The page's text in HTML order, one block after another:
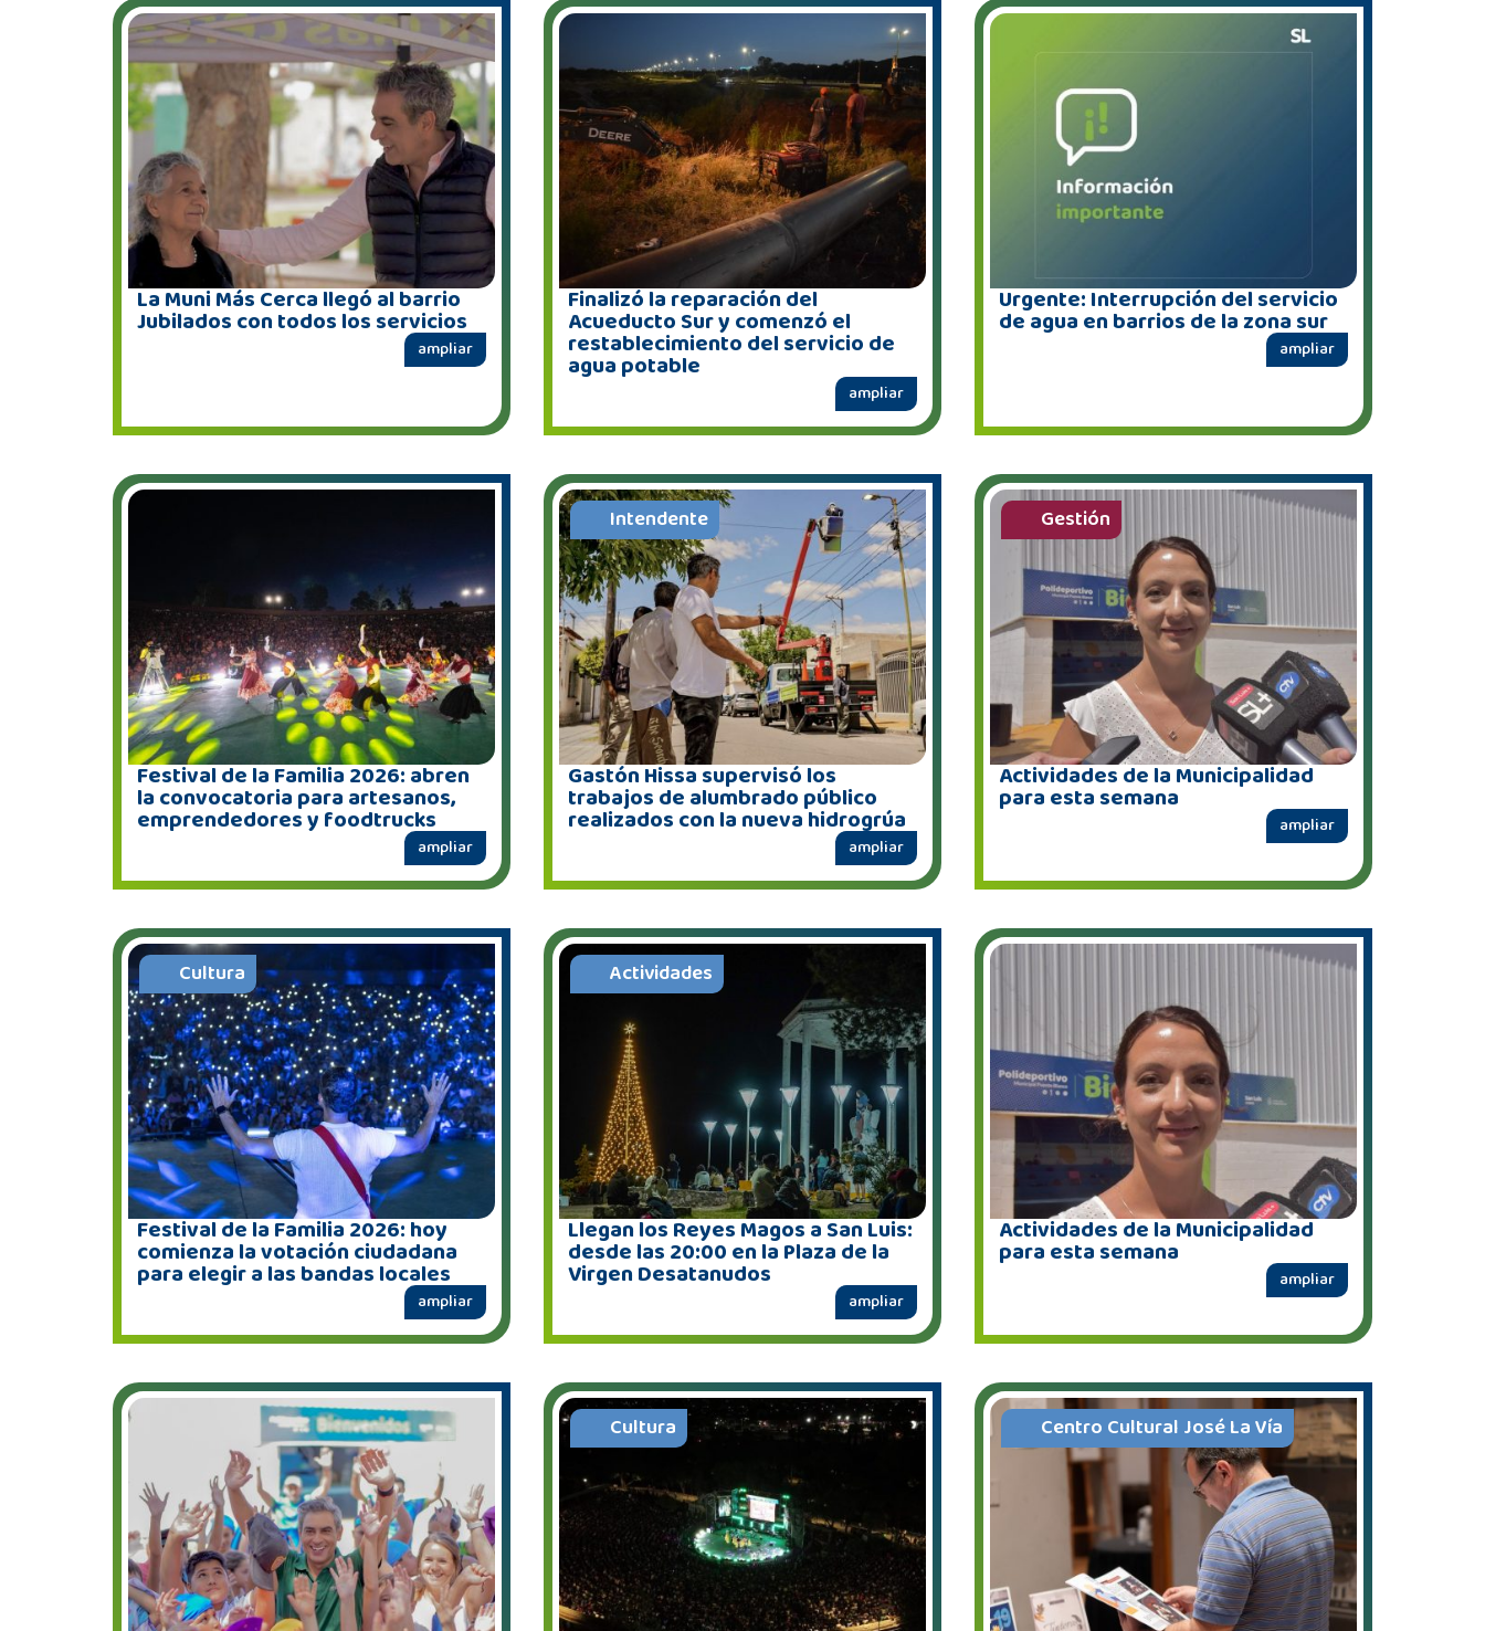
La Muni Más Cerca llegó al barrio
Jubilados con todos los servicios
ampliar
Finalizó la reparación del
Acueducto Sur y comenzó el
restablecimiento del servicio de
agua potable
ampliar
Urgente: Interrupción del servicio
de agua en barrios de la zona sur
ampliar
Festival de la Familia 2026: abren
la convocatoria para artesanos,
emprendedores y foodtrucks
ampliar
Intendente
Gastón Hissa supervisó los
trabajos de alumbrado público
realizados con la nueva hidrogrúa
ampliar
Gestión
Actividades de la Municipalidad
para esta semana
ampliar
Cultura
Festival de la Familia 2026: hoy
comienza la votación ciudadana
para elegir a las bandas locales
ampliar
Actividades
Llegan los Reyes Magos a San Luis:
desde las 20:00 en la Plaza de la
Virgen Desatanudos
ampliar
Actividades de la Municipalidad
para esta semana
ampliar
Cultura Centro Cultural José La Vía